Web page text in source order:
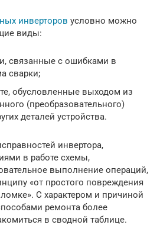
инверторов условно можно
виды:
связанные с ошибками в
сварки;
обусловленные выходом из
(преобразовательного)
деталей устройства.
инвертора,
в работе схемы,
выполнение операций,
«от простого повреждения
С характером и причиной
ремонта более
в сводной таблице.